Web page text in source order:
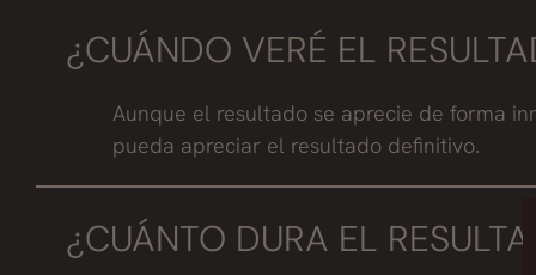
¿CUÁNDO VERÉ EL
Aunque el resultado se aprecie de forma
pueda apreciar el resultado definitivo.
¿CUÁNTO DURA EL